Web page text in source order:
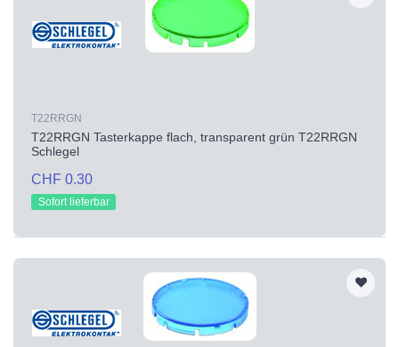
T22RRGN
T22RRGN Tasterkappe flach, transparent grün T22RRGN
Schlegel
CHF 0.30
Sofort lieferbar